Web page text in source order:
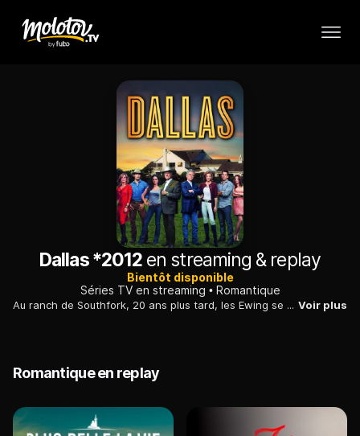
Dallas *2012 en streaming & replay
Bientôt disponible
Séries TV en streaming
Romantique
Au ranch de Southfork, 20 ans plus tard, les Ewing se déchirent toujours sur fond de trahisons, secrets et autres drames. Voir plus
Romantique en replay